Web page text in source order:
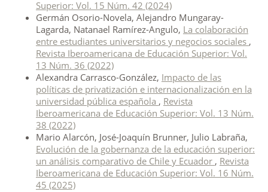
Superior: Vol. 15 Núm. 42 (2024)
Germán Osorio-Novela, Alejandro Mungaray-
Lagarda, Natanael Ramírez-Angulo, La colaboración
entre estudiantes universitarios y negocios sociales ,
Revista Iberoamericana de Educación Superior: Vol.
13 Núm. 36 (2022)
Alexandra Carrasco-González, Impacto de las
políticas de privatización e internacionalización en la
universidad pública española , Revista
Iberoamericana de Educación Superior: Vol. 13 Núm.
38 (2022)
Mario Alarcón, José-Joaquín Brunner, Julio Labraña,
Evolución de la gobernanza de la educación superior:
un análisis comparativo de Chile y Ecuador , Revista
Iberoamericana de Educación Superior: Vol. 16 Núm.
45 (2025)